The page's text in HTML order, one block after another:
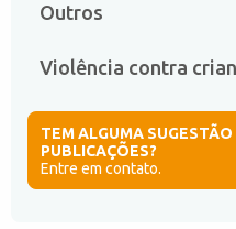
Outros
Violência contra
TEM ALGUMA
PUBLICAÇÕES?
Entre em contato.